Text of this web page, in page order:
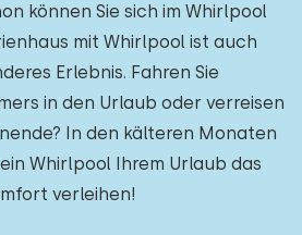
können Sie sich im Whirlpool
mit Whirlpool ist auch
Erlebnis. Fahren Sie
in den Urlaub oder verreisen
In den kälteren Monaten
Whirlpool Ihrem Urlaub das
verleihen!